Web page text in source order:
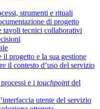
strumenti e rituali
di progetto
tavoli tecnici collaborativi
il progetto e la sua gestione
il contesto d’uso del servizio
e i touchpointdel
utente del servizio